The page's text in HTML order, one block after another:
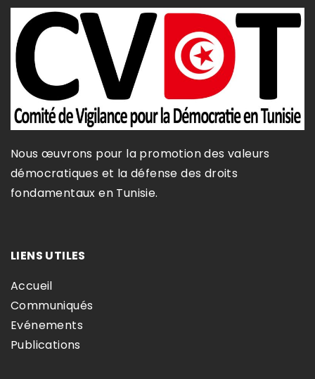
Nous œuvrons pour la promotion des valeurs
démocratiques et la défense des droits
fondamentaux en Tunisie.​
LIENS UTILES
Accueil
Communiqués
Evénements
Publications